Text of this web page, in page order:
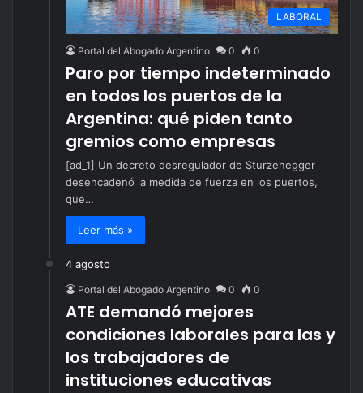
LABORAL
Portal del Abogado Argentino 0 0
Paro por tiempo indeterminado
en todos los puertos de la
Argentina: qué piden tanto
gremios como empresas
[ad_1] Un decreto desregulador de Sturzenegger
desencadenó la medida de fuerza en los puertos,
que…
Leer más »
4 agosto
Portal del Abogado Argentino 0 0
ATE demandó mejores
condiciones laborales para las y
los trabajadores de
instituciones educativas